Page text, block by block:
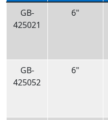
GB-
425021
6"
GB-
425052
6"